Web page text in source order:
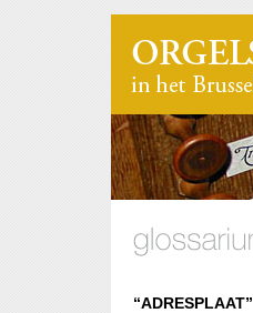
“ADRESPLAAT”